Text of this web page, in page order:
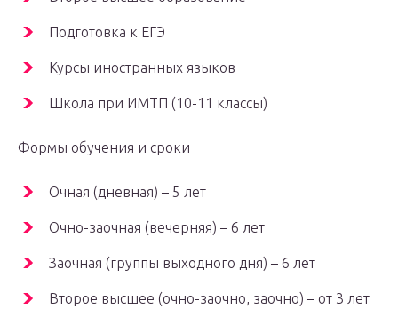
Подготовка к ЕГЭ
Курсы иностранных языков
Школа при ИМТП (10-11 классы)
Формы обучения и сроки
Очная (дневная) – 5 лет
Очно-заочная (вечерняя) – 6 лет
Заочная (группы выходного дня) – 6 лет
Второе высшее (очно-заочно, заочно) – от 3 лет